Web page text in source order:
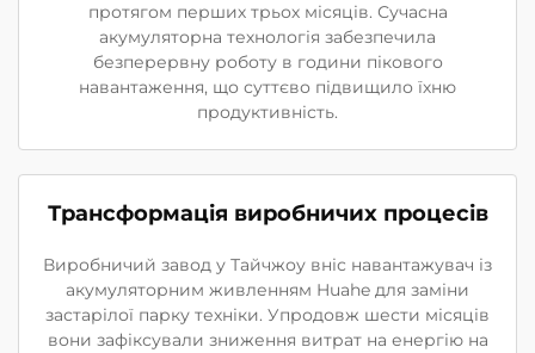
протягом перших трьох місяців. Сучасна
акумуляторна технологія забезпечила
безперервну роботу в години пікового
навантаження, що суттєво підвищило їхню
продуктивність.
Трансформація виробничих процесів
Виробничий завод у Тайчжоу вніс навантажувач із
акумуляторним живленням Huahe для заміни
застарілої парку техніки. Упродовж шести місяців
вони зафіксували зниження витрат на енергію на